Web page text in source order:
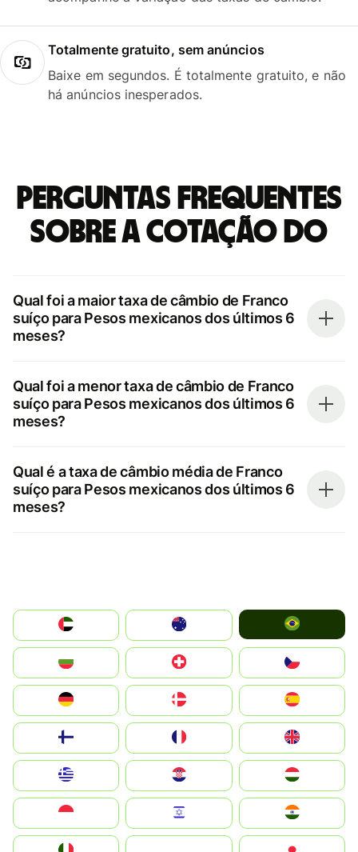
Totalmente gratuito, sem anúncios
Baixe em segundos. É totalmente gratuito, e não
há anúncios inesperados.
Perguntas frequentes
sobre a cotação do
Qual foi a maior taxa de câmbio de Franco
suíço para Pesos mexicanos dos últimos 6
meses?
Qual foi a menor taxa de câmbio de Franco
suíço para Pesos mexicanos dos últimos 6
meses?
Qual é a taxa de câmbio média de Franco
suíço para Pesos mexicanos dos últimos 6
meses?
الإمارات العربية المتحدة
Switzerland
Deutschland
United Kingdom
Magyarország